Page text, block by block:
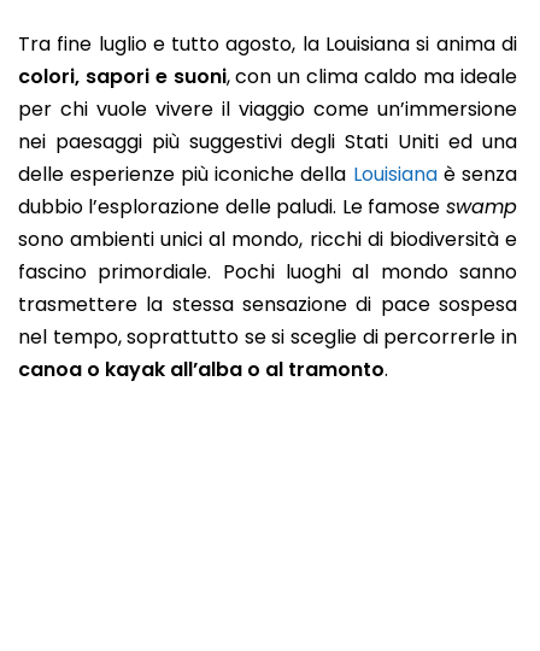
Tra fine luglio e tutto agosto, la Louisiana si anima di
colori, sapori e suoni, con un clima caldo ma ideale
per chi vuole vivere il viaggio come un’immersione
nei paesaggi più suggestivi degli Stati Uniti ed una
delle esperienze più iconiche della Louisianaè senza
dubbio l’esplorazione delle paludi. Le famose swamp
sono ambienti unici al mondo, ricchi di biodiversità e
fascino primordiale. Pochi luoghi al mondo sanno
trasmettere la stessa sensazione di pace sospesa
nel tempo, soprattutto se si sceglie di percorrerle in
canoa o kayak all’alba o al tramonto.